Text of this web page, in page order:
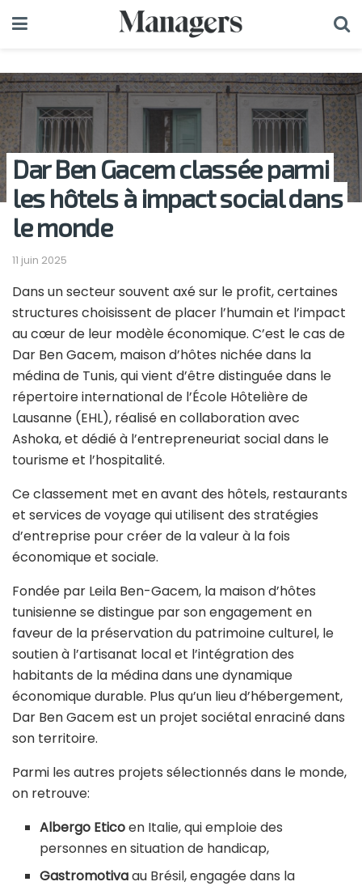
Dar Ben Gacem classée parmi
les hôtels à impact social dans
le monde
11 juin 2025
Dans un secteur souvent axé sur le profit, certaines
structures choisissent de placer l’humain et l’impact
au cœur de leur modèle économique. C’est le cas de
Dar Ben Gacem, maison d’hôtes nichée dans la
médina de Tunis, qui vient d’être distinguée dans le
répertoire international de l’École Hôtelière de
Lausanne (EHL), réalisé en collaboration avec
Ashoka, et dédié à l’entrepreneuriat social dans le
tourisme et l’hospitalité.
Ce classement met en avant des hôtels, restaurants
et services de voyage qui utilisent des stratégies
d’entreprise pour créer de la valeur à la fois
économique et sociale.
Fondée par Leila Ben-Gacem, la maison d’hôtes
tunisienne se distingue par son engagement en
faveur de la préservation du patrimoine culturel, le
soutien à l’artisanat local et l’intégration des
habitants de la médina dans une dynamique
économique durable. Plus qu’un lieu d’hébergement,
Dar Ben Gacem est un projet sociétal enraciné dans
son territoire.
Parmi les autres projets sélectionnés dans le monde,
on retrouve:
Albergo Eticoen Italie, qui emploie des
personnes en situation de handicap,
Gastromotivaau Brésil, engagée dans la